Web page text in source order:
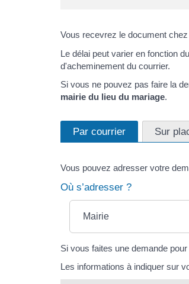
Vous recevrez le document
Le délai peut varier en fonction
d'acheminement du courrier.
Si vous ne pouvez pas faire la
mairie du lieu du mariage.
Par courrier Sur
Vous pouvez adresser votre
Où s’adresser ?
Mairie
Si vous faites une demande
Les informations à indiquer sur